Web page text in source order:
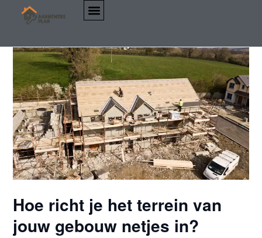
Hoe richt je het terrein van
jouw gebouw netjes in?